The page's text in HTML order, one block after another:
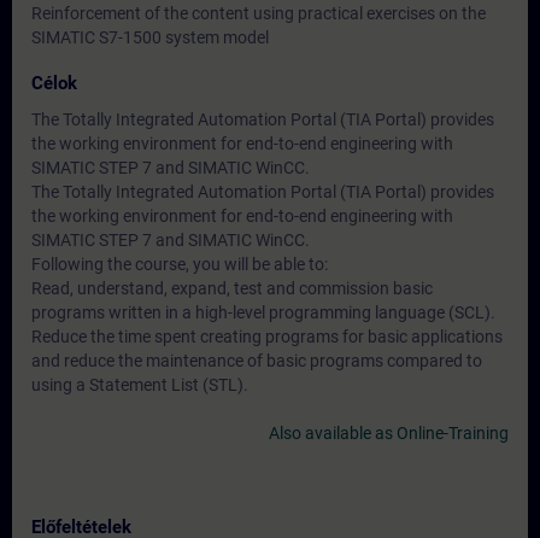
Reinforcement of the content using practical exercises on the
SIMATIC S7-1500 system model
Célok
The Totally Integrated Automation Portal (TIA Portal) provides
the working environment for end-to-end engineering with
SIMATIC STEP 7 and SIMATIC WinCC.
The Totally Integrated Automation Portal (TIA Portal) provides
the working environment for end-to-end engineering with
SIMATIC STEP 7 and SIMATIC WinCC.
Following the course, you will be able to:
Read, understand, expand, test and commission basic
programs written in a high-level programming language (SCL).
Reduce the time spent creating programs for basic applications
and reduce the maintenance of basic programs compared to
using a Statement List (STL).
Also available as Online-Training
Előfeltételek